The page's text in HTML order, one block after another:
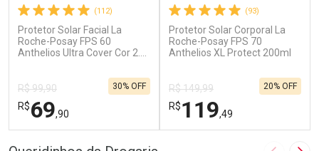
(112)
Protetor Solar Facial La
Roche-Posay FPS 60
Anthelios Ultra Cover Cor 2.0
R$ 99,90
R$69,90
30% OFF
(93)
Protetor Solar Corporal La
Roche-Posay FPS 70
Anthelios XL Protect 200ml
R$ 149,99
R$119,49
20% OFF